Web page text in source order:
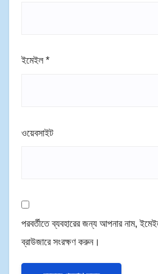
ইমেইল *
ওয়েবসাইট
পরবর্তীতে ব্যবহারের জন্য আপনার নাম,
ব্রাউজারে সংরক্ষণ করুন।